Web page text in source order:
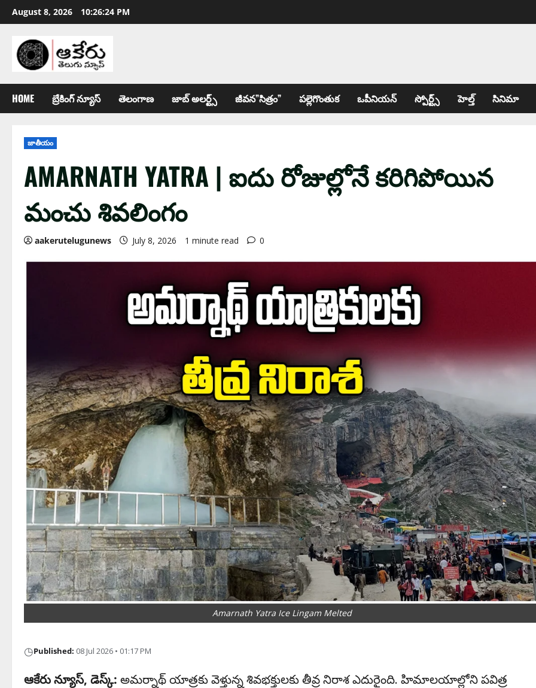
August 8, 2026 10:26:25 PM
HOME బ్రేకింగ్ న్యూస్ తెలంగాణ జాబ్ అల‌ర్ట్స్ జీవన”సిత్రం” పల్లెగొంతుక ఒపీనియన్ స్పోర్ట్స్ హెల్త్ సినిమా
జాతీయం
AMARNATH YATRA | ఐదు రోజుల్లోనే కరిగిపోయిన
మంచు శివలింగం
aakerutelugunews July 8, 2026 1 minute read 0
Amarnath Yatra Ice Lingam Melted
◷Published: 08 Jul 2026 • 01:17 PM
ఆకేరు న్యూస్, డెస్క్: అమర్నాథ్ యాత్రకు వెళ్తున్న శివభక్తులకు తీవ్ర నిరాశ ఎదురైంది. హిమాలయాల్లోని పవిత్ర